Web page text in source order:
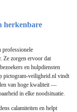
herkenbare
professionele
zorgen ervoor dat
en hulpdiensten
pictogram-veiligheid.nl vindt
van hoge kwaliteit —
in elke noodsituatie.
calamiteiten en helpt